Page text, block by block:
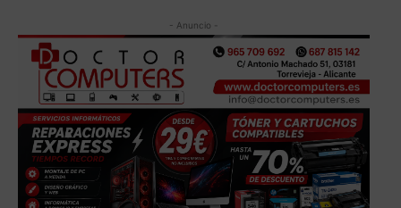
- Anuncio -